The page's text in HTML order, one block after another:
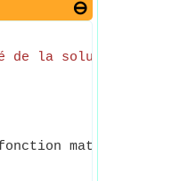
de la solution 2